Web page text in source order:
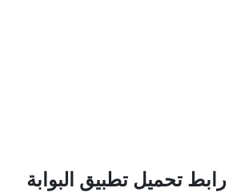
رابط تحميل تطبيق البوابة